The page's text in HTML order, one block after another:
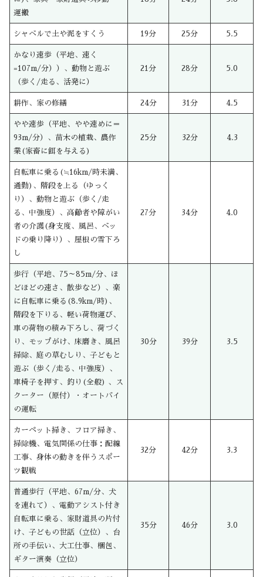
運搬
シャベルで土や泥をすくう 19分 25分 5.5
かなり速歩（平地、速く
=107m/分））、動物と遊ぶ
（歩く/走る、活発に）
21分 28分 5.0
耕作、家の修繕 24分 31分 4.5
やや速歩（平地、やや速めに＝
93m/分）、苗木の植栽、農作
業(家畜に餌を与える)
25分 32分 4.3
自転車に乗る(≒16km/時未満、
通勤)、階段を上る（ゆっく
り）、動物と遊ぶ（歩く/走
る、中強度）、高齢者や障がい
者の介護(身支度、風呂、ベッ
ドの乗り降り）、屋根の雪下ろ
し
27分 34分 4.0
歩行（平地、75～85m/分、ほ
どほどの速さ、散歩など）、楽
に自転車に乗る(8.9km/時)、
階段を下りる、軽い荷物運び、
車の荷物の積み下ろし、荷づく
り、モップがけ、床磨き、風呂
掃除、庭の草むしり、子どもと
遊ぶ（歩く/走る、中強度）、
車椅子を押す、釣り(全般) 、ス
クーター（原付）・オートバイ
の運転
30分 39分 3.5
カーペット掃き、フロア掃き、
掃除機、電気関係の仕事：配線
工事、身体の動きを伴うスポー
ツ観戦
32分 42分 3.3
普通歩行（平地、67m/分、犬
を連れて）、電動アシスト付き
自転車に乗る、家財道具の片付
け、子どもの世話（立位）、台
所の手伝い、大工仕事、梱包、
ギター演奏（立位）
35分 46分 3.0